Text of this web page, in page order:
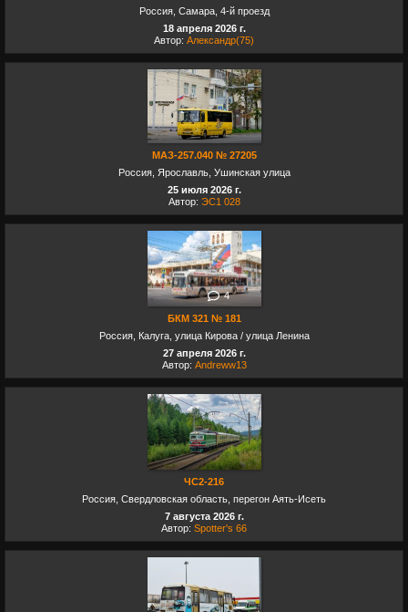
Россия, Самара, 4-й проезд
18 апреля 2026 г.
Автор: Александр(75)
МАЗ-257.040 № 27205
Россия, Ярославль, Ушинская улица
25 июля 2026 г.
Автор: ЭС1 028
4
БКМ 321 № 181
Россия, Калуга, улица Кирова / улица Ленина
27 апреля 2026 г.
Автор: Andreww13
ЧС2-216
Россия, Свердловская область, перегон Аять-Исеть
7 августа 2026 г.
Автор: Spotter's 66